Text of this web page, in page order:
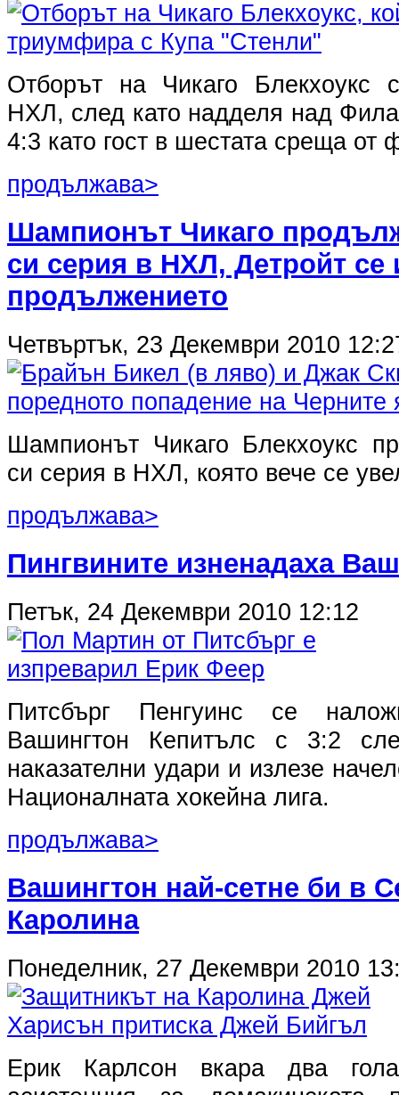
Отборът на Чикаго Блекхоукс
НХЛ, след като надделя над
4:3 като гост в шестата среща
продължава>
Шампионът Чикаго
си серия в НХЛ, Детройт се
продължението
Четвъртък, 23 Декември 2010
Шампионът Чикаго Блекхоукс
си серия в НХЛ, която вече се
продължава>
Пингвините изненадаха
Петък, 24 Декември 2010 12:12
Питсбърг Пенгуинс се
Вашингтон Кепитълс с 3:2
наказателни удари и излезе
Националната хокейна лига.
продължава>
Вашингтон най-сетне би в
Каролина
Понеделник, 27 Декември 2010
Ерик Карлсон вкара два